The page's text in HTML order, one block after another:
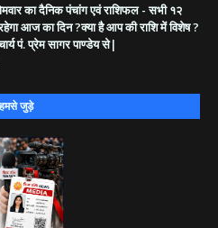
का दैनिक पंचांग एवं राशिफल - सभी १२
आज का दिन ?क्या है आप की राशि में विशेष ?
पं. प्रेम सागर पाण्डेय से|
हमसे जुड़े